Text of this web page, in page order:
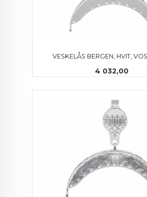
VESKELÅS BERGEN, HVIT,
Pris
4 032,00